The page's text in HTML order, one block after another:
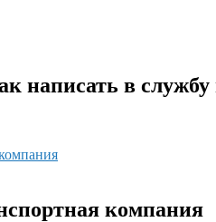
написать в
компания